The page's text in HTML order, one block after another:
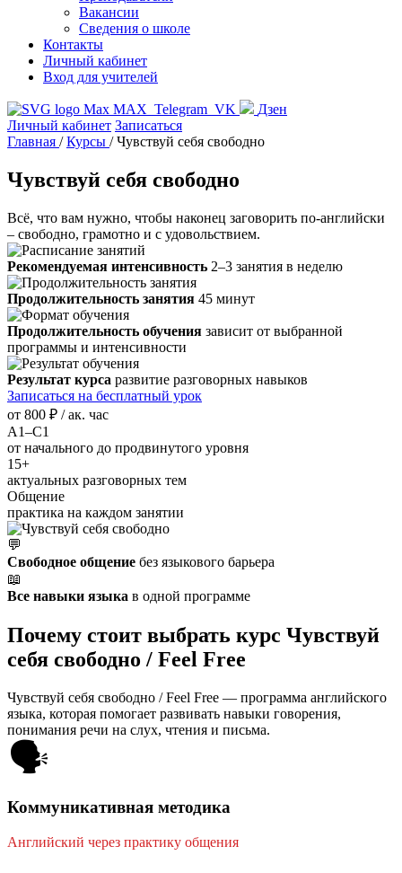
Вакансии
Сведения о школе
Контакты
Личный кабинет
Вход для учителей
MAX Telegram VK
Дзен
Личный кабинет Записаться
Главная /Курсы /Чувствуй себя свободно
Чувствуй себя свободно
Всё, что вам нужно, чтобы наконец заговорить по-английски
– свободно, грамотно и с удовольствием.
Рекомендуемая интенсивность 2–3 занятия в неделю
Продолжительность занятия 45 минут
Продолжительность обучения зависит от выбранной
программы и интенсивности
Результат курса развитие разговорных навыков
Записаться на бесплатный урок
от 800 ₽ / ак. час
A1–C1
от начального до продвинутого уровня
15+
актуальных разговорных тем
Общение
практика на каждом занятии
💬
Свободное общение без языкового барьера
📖
Все навыки языка в одной программе
Почему стоит выбрать курс Чувствуй
себя свободно / Feel Free
Чувствуй себя свободно / Feel Free — программа английского
языка, которая помогает развивать навыки говорения,
понимания речи на слух, чтения и письма.
🗣️
Коммуникативная методика
Английский через практику общения